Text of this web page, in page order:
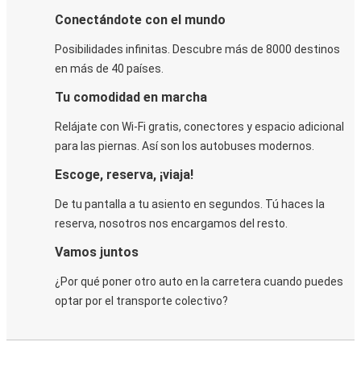
Conectándote con el mundo
Posibilidades infinitas. Descubre más de 8000 destinos
en más de 40 países.
Tu comodidad en marcha
Relájate con Wi-Fi gratis, conectores y espacio adicional
para las piernas. Así son los autobuses modernos.
Escoge, reserva, ¡viaja!
De tu pantalla a tu asiento en segundos. Tú haces la
reserva, nosotros nos encargamos del resto.
Vamos juntos
¿Por qué poner otro auto en la carretera cuando puedes
optar por el transporte colectivo?